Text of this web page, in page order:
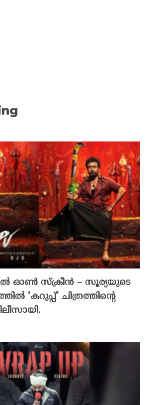
ഓൺ സ്‌ക്രീൻ – സൂര്യയുടെ
‘കറുപ്പ്’ ചിത്രത്തിന്റെ